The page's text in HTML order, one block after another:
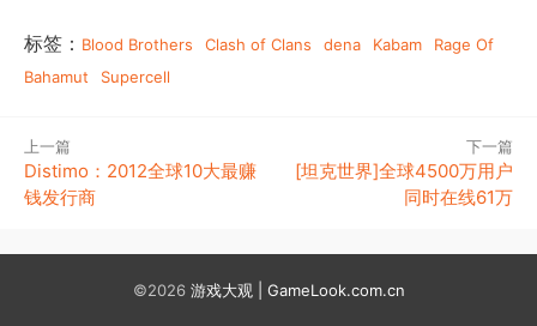
标签： Blood Brothers Clash of Clans dena Kabam
Rage Of
Bahamut
Supercell
上一篇
Distimo：2012全球10大最赚
钱发行商
下一篇
[坦克世界]全球4500万用户
同时在线61万
©2026 游戏大观 | GameLook.com.cn